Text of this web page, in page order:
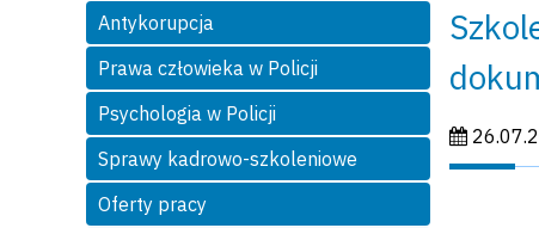
Antykorupcja
Prawa człowieka w Policji
Psychologia w Policji
Sprawy kadrowo-szkoleniowe
Oferty pracy
Data